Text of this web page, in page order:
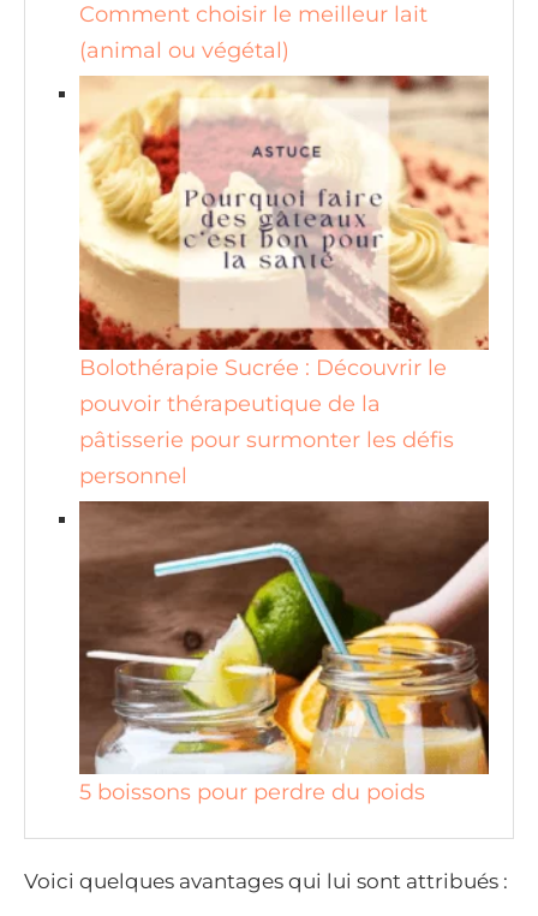
Comment choisir le meilleur lait
(animal ou végétal)
Bolothérapie Sucrée : Découvrir le
pouvoir thérapeutique de la
pâtisserie pour surmonter les défis
personnel
5 boissons pour perdre du poids
Voici quelques avantages qui lui sont attribués :